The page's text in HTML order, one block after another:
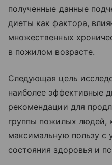
полученные данные
диеты как фактора,
множественных
в пожилом возрасте.
Следующая цель
наиболее эффективные
рекомендации для
группы пожилых людей,
максимальную пользу с
состояния здоровья и